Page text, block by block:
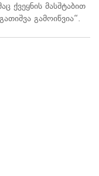
ქვეყნის მასშტაბით
გამოიწვია“.